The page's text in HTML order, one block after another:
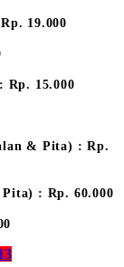
19.000
Rp. 15.000
& Pita) : Rp.
: Rp. 60.000